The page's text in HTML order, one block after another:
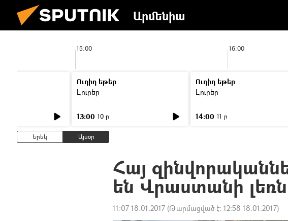
Արմենիա
15:00 16:00
Ուղիղ եթեր
Լուրեր
13:00 10 ր
Ուղիղ եթեր
Լուրեր
14:00 11 ր
Երեկ Այսօր
Հայ
են Վրաստանի
11:07 18.01.2017 (Թարմացված է: 12:58 18.01.2017)